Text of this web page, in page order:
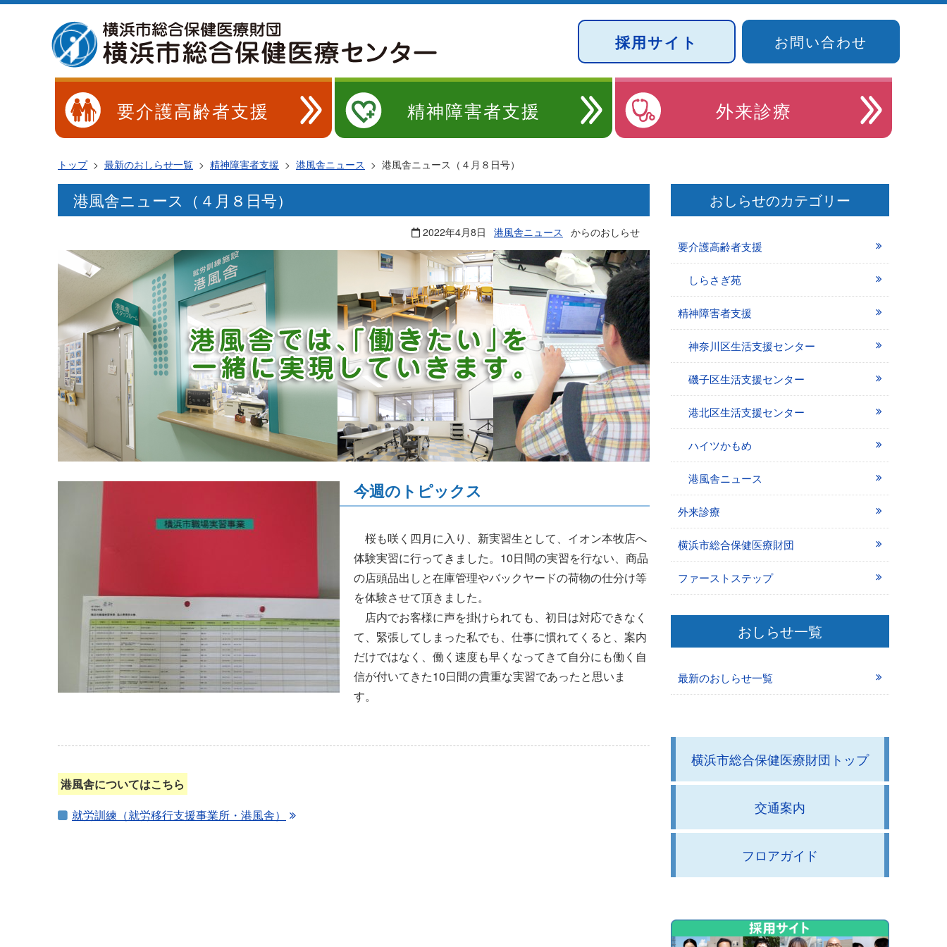
採用サイト お問い合わせ
要介護高齢者支援 精神障害者支援 外来診療
トップ> 最新のおしらせ一覧 > 精神障害者支援 > 港風舎ニュース > 港風舎ニュース（４月８日号）
港風舎ニュース（４月８日号）
2022年4月8日 港風舎ニュース からのおしらせ
今週のトピックス
桜も咲く四月に入り、新実習生として、イオン本牧店へ
体験実習に行ってきました。10日間の実習を行ない、商品
の店頭品出しと在庫管理やバックヤードの荷物の仕分け等
を体験させて頂きました。
店内でお客様に声を掛けられても、初日は対応できなく
て、緊張してしまった私でも、仕事に慣れてくると、案内
だけではなく、働く速度も早くなってきて自分にも働く自
信が付いてきた10日間の貴重な実習であったと思いま
す。
港風舎についてはこちら
就労訓練（就労移行支援事業所・港風舎）
おしらせのカテゴリー
要介護高齢者支援
しらさぎ苑
精神障害者支援
神奈川区生活支援センター
磯子区生活支援センター
港北区生活支援センター
ハイツかもめ
港風舎ニュース
外来診療
横浜市総合保健医療財団
ファーストステップ
おしらせ一覧
最新のおしらせ一覧
横浜市総合保健医療財団トップ
交通案内
フロアガイド